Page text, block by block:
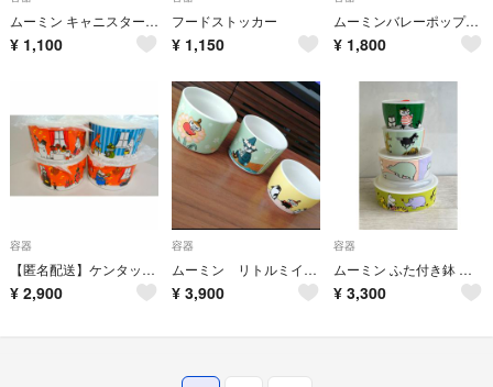
ムーミン キャニスター 容器
¥ 1,100
フードストッカー
¥ 1,150
ムーミンバレーポップコーンケース2個
¥ 1,800
容器
【匿名配送】ケンタッキー ふた付きムーミン小鉢 4個セット
¥ 2,900
容器
ムーミン リトルミイ スナフキン キャニスター レンジ 密閉 保存 容器 陶器
¥ 3,900
容器
ムーミン ふた付き鉢 高気密 レンジ容器 中古品
¥ 3,300